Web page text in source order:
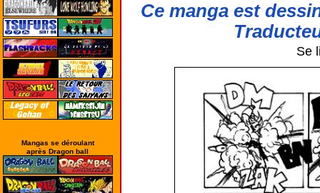
Mangas se déroulant
après Dragon ball
Ce manga est
Se